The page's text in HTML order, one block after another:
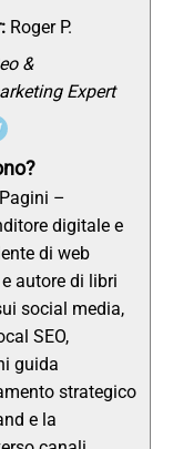
Roger P.
&
Expert
–
digitale e
di web
autore di libri
social media,
SEO,
guida
strategico
e la